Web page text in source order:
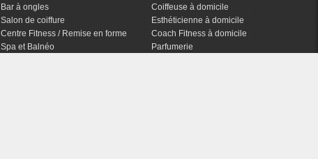
Bar à ongles
Salon de coiffure
Centre Fitness / Remise en forme
Spa et Balnéo
Coiffeuse à domicile
Esthéticienne à domicile
Coach Fitness à domicile
Parfumerie